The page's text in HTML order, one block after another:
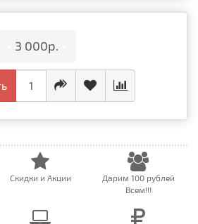
3 000р.
Скидки и Акции
Дарим 100 рублей
Всем!!!